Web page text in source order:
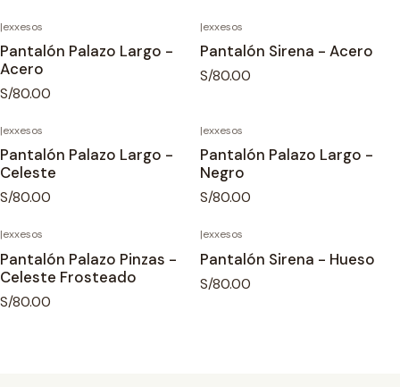
|exxesos
Pantalón Palazo Largo -
Acero
S/80.00
|exxesos
Pantalón Sirena - Acero
S/80.00
|exxesos
Pantalón Palazo Largo -
Celeste
S/80.00
|exxesos
Pantalón Palazo Largo -
Negro
S/80.00
|exxesos
Pantalón Palazo Pinzas -
Celeste Frosteado
S/80.00
|exxesos
Pantalón Sirena - Hueso
S/80.00